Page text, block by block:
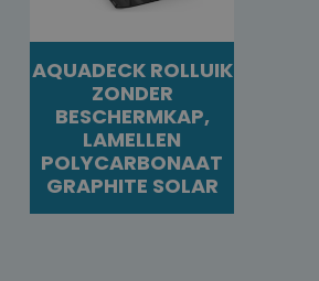
AQUADECK ROLLUIK
ZONDER
BESCHERMKAP,
LAMELLEN
POLYCARBONAAT
GRAPHITE SOLAR